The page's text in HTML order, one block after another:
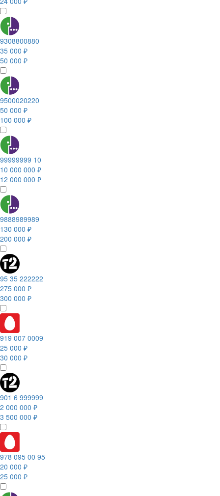
9308800880
35 000 ₽
50 000 ₽
9500020220
50 000 ₽
100 000 ₽
99999999 10
10 000 000 ₽
12 000 000 ₽
9888989989
130 000 ₽
200 000 ₽
95 35 222222
275 000 ₽
300 000 ₽
919 007 0009
25 000 ₽
30 000 ₽
901 6 999999
2 000 000 ₽
3 500 000 ₽
978 095 00 95
20 000 ₽
25 000 ₽